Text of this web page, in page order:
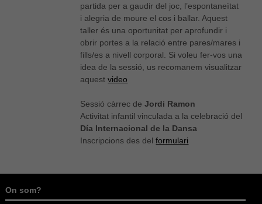
partida per a gaudir del joc, l’espontaneïtat
i alegria de moure el cos i ballar. Aquest
taller és una oportunitat per aprofundir i
obrir portes a la relació entre pares/mares i
fills/es a nivell corporal. Si voleu fer-vos una
idea de la sessió, us recomanem visualitzar
aquestvideo
Sessió càrrec deJordi Ramon
Activitat infantil vinculada a la celebració del
Día Internacional de la Dansa
Inscripcions des delformulari
On som?